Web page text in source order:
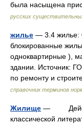
была насыщена
русских
жилье — 3.4 жилье:
блокированные
одноквартирные ),
здании. Источник:
по ремонту и
справочник терминов
Жилище —
классической